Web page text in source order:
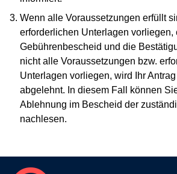
Wenn alle Voraussetzungen erfüllt
erforderlichen Unterlagen vorliegen,
Gebührenbescheid und die
nicht alle Voraussetzungen bzw.
Unterlagen vorliegen, wird Ihr
abgelehnt. In diesem Fall können
Ablehnung im Bescheid der
nachlesen.